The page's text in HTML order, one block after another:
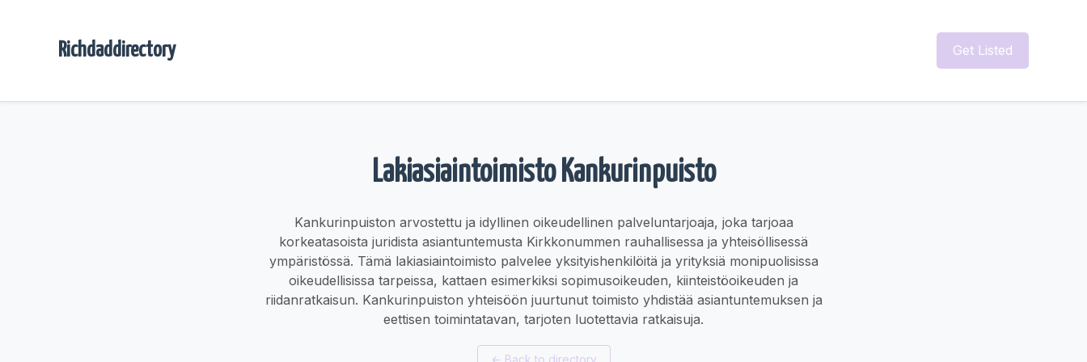
Richdaddirectory Get Listed
Lakiasiaintoimisto Kankurinpuisto
Kankurinpuiston arvostettu ja idyllinen oikeudellinen palveluntarjoaja, joka tarjoaa
korkeatasoista juridista asiantuntemusta Kirkkonummen rauhallisessa ja yhteisöllisessä
ympäristössä. Tämä lakiasiaintoimisto palvelee yksityishenkilöitä ja yrityksiä monipuolisissa
oikeudellisissa tarpeissa, kattaen esimerkiksi sopimusoikeuden, kiinteistöoikeuden ja
riidanratkaisun. Kankurinpuiston yhteisöön juurtunut toimisto yhdistää asiantuntemuksen ja
eettisen toimintatavan, tarjoten luotettavia ratkaisuja.